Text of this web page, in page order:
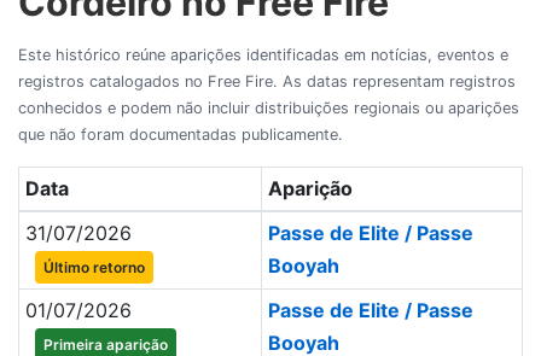
Este histórico reúne aparições identificadas em notícias, eventos e
registros catalogados no Free Fire. As datas representam registros
conhecidos e podem não incluir distribuições regionais ou aparições
que não foram documentadas publicamente.
Data
Aparição
31/07/2026
Último retorno
Passe de Elite / Passe
Booyah
01/07/2026
Primeira aparição
Passe de Elite / Passe
Booyah